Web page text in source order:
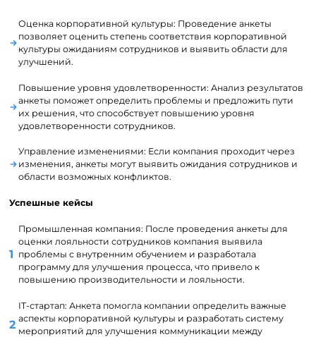
Оценка корпоративной культуры: Проведение анкеты
позволяет оценить степень соответствия корпоративной
культуры ожиданиям сотрудников и выявить области для
улучшений.
Повышение уровня удовлетворенности: Анализ результатов
анкеты поможет определить проблемы и предложить пути
их решения, что способствует повышению уровня
удовлетворенности сотрудников.
Управление изменениями: Если компания проходит через
изменения, анкеты могут выявить ожидания сотрудников и
области возможных конфликтов.
Успешные кейсы
Промышленная компания: После проведения анкеты для
оценки лояльности сотрудников компания выявила
проблемы с внутренним обучением и разработала
программу для улучшения процесса, что привело к
повышению производительности и лояльности.
IT-стартап: Анкета помогла компании определить важные
аспекты корпоративной культуры и разработать систему
мероприятий для улучшения коммуникации между